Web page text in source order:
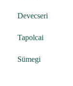
Devecseri
Tapolcai
Sümegi